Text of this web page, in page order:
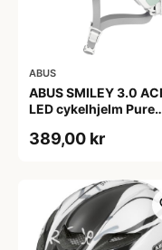
ABUS
ABUS SMILEY 3.0
LED cykelhjelm Pure
389,00 kr